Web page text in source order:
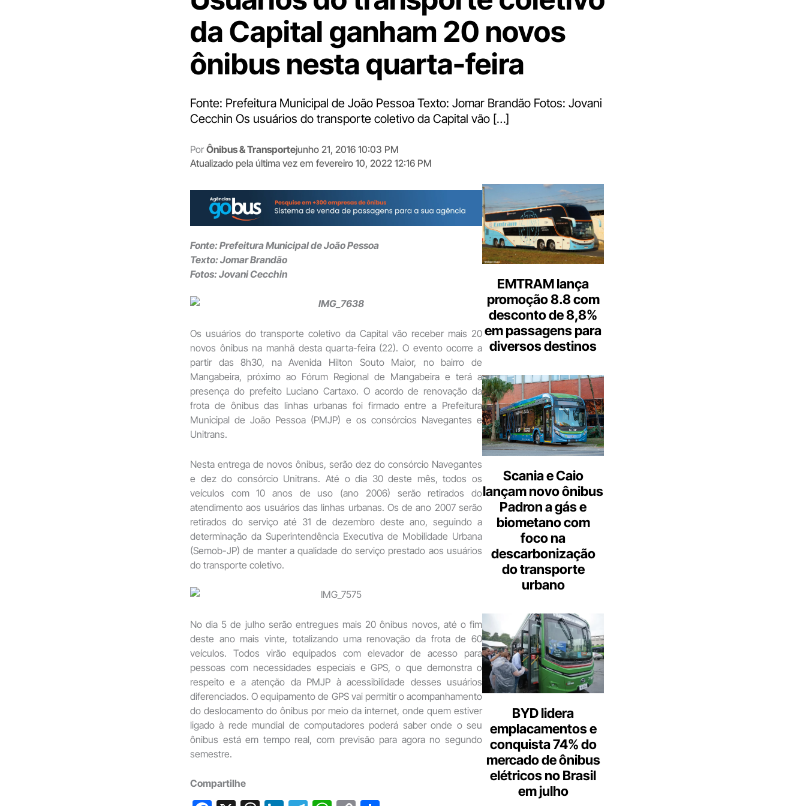
da Capital ganham 20 novos
ônibus nesta quarta-feira
Fonte: Prefeitura Municipal de João Pessoa Texto: Jomar Brandão Fotos: Jovani
Cecchin Os usuários do transporte coletivo da Capital vão […]
Por Ônibus & Transportejunho 21, 2016 10:03 PM
Atualizado pela última vez em fevereiro 10, 2022 12:16 PM
Fonte: Prefeitura Municipal de João Pessoa
Texto: Jomar Brandão
Fotos: Jovani Cecchin
Os usuários do transporte coletivo da Capital vão receber mais 20
novos ônibus na manhã desta quarta-feira (22). O evento ocorre a
partir das 8h30, na Avenida Hilton Souto Maior, no bairro de
Mangabeira, próximo ao Fórum Regional de Mangabeira e terá a
presença do prefeito Luciano Cartaxo. O acordo de renovação da
frota de ônibus das linhas urbanas foi firmado entre a Prefeitura
Municipal de João Pessoa (PMJP) e os consórcios Navegantes e
Unitrans.
Nesta entrega de novos ônibus, serão dez do consórcio Navegantes
e dez do consórcio Unitrans. Até o dia 30 deste mês, todos os
veículos com 10 anos de uso (ano 2006) serão retirados do
atendimento aos usuários das linhas urbanas. Os de ano 2007 serão
retirados do serviço até 31 de dezembro deste ano, seguindo a
determinação da Superintendência Executiva de Mobilidade Urbana
(Semob-JP) de manter a qualidade do serviço prestado aos usuários
do transporte coletivo.
No dia 5 de julho serão entregues mais 20 ônibus novos, até o fim
deste ano mais vinte, totalizando uma renovação da frota de 60
veículos. Todos virão equipados com elevador de acesso para
pessoas com necessidades especiais e GPS, o que demonstra o
respeito e a atenção da PMJP à acessibilidade desses usuários
diferenciados. O equipamento de GPS vai permitir o acompanhamento
do deslocamento do ônibus por meio da internet, onde quem estiver
ligado à rede mundial de computadores poderá saber onde o seu
ônibus está em tempo real, com previsão para agora no segundo
semestre.
Compartilhe
EMTRAM lança
promoção 8.8 com
desconto de 8,8%
em passagens para
diversos destinos
Scania e Caio
lançam novo ônibus
Padron a gás e
biometano com
foco na
descarbonização
do transporte
urbano
BYD lidera
emplacamentos e
conquista 74% do
mercado de ônibus
elétricos no Brasil
em julho
Digite
aqui
o
seu
e-
mail